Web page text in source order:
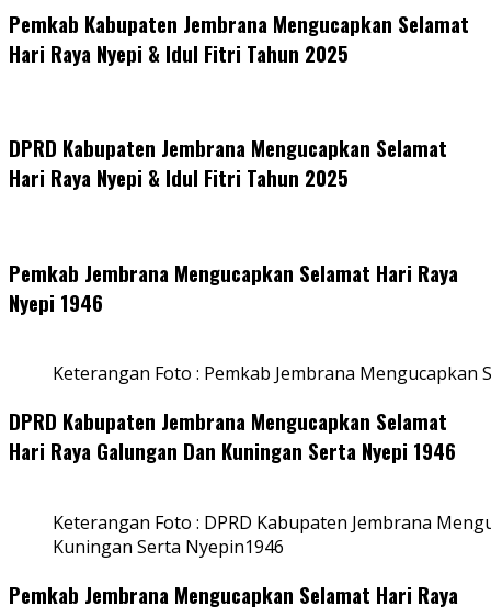
Pemkab Kabupaten Jembrana Mengucapkan Selamat
Hari Raya Nyepi & Idul Fitri Tahun 2025
DPRD Kabupaten Jembrana Mengucapkan Selamat
Hari Raya Nyepi & Idul Fitri Tahun 2025
Pemkab Jembrana Mengucapkan Selamat Hari Raya
Nyepi 1946
Keterangan Foto : Pemkab Jembrana Mengucapkan
DPRD Kabupaten Jembrana Mengucapkan Selamat
Hari Raya Galungan Dan Kuningan Serta Nyepi 1946
Keterangan Foto : DPRD Kabupaten Jembrana
Kuningan Serta Nyepin1946
Pemkab Jembrana Mengucapkan Selamat Hari Raya